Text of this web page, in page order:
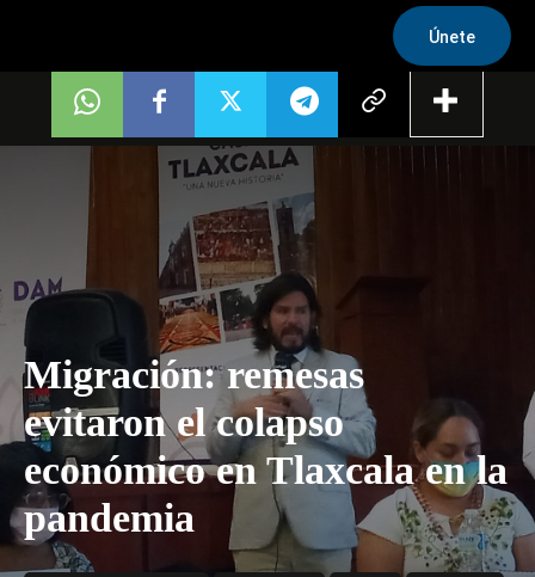
Únete
Migración: remesas
evitaron el colapso
económico en Tlaxcala en la
pandemia